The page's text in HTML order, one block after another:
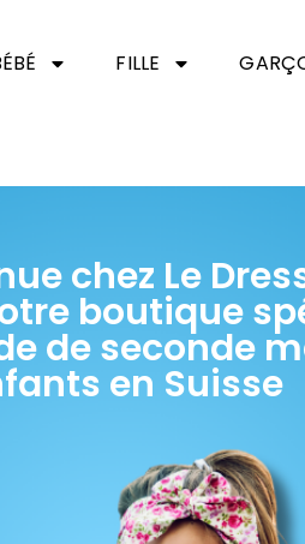
FILLE
chez Le
boutique
de seconde
en Suisse